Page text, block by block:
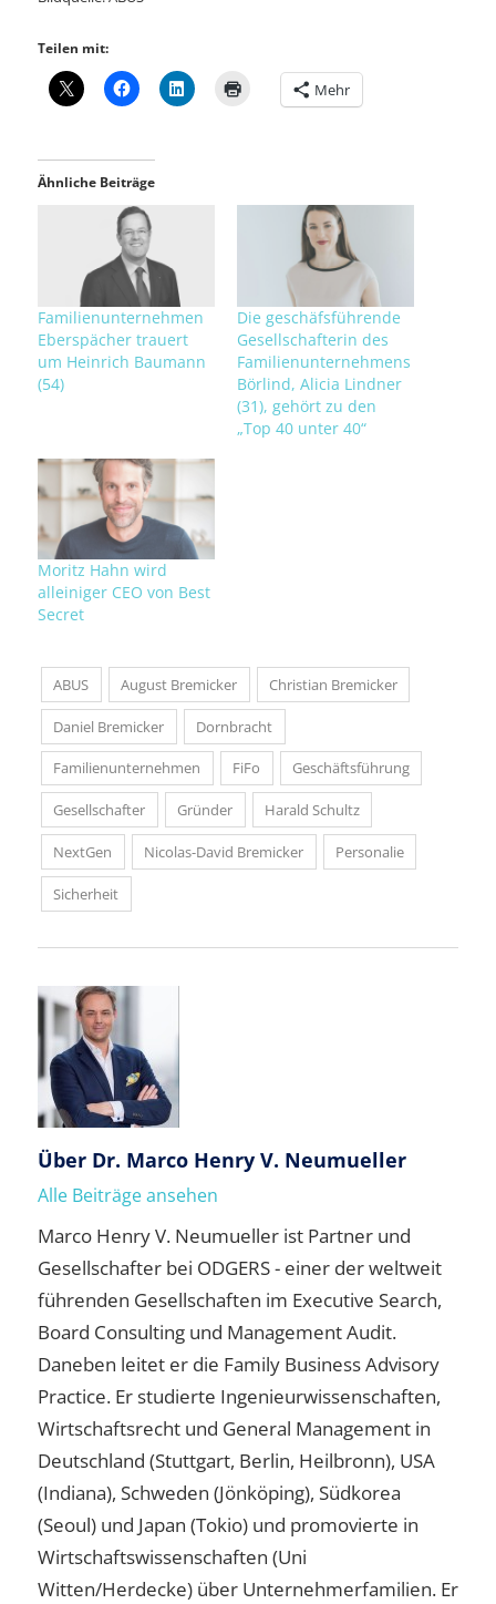
Teilen mit:
Mehr
Ähnliche Beiträge
Familienunternehmen
Eberspächer trauert
um Heinrich Baumann
(54)
Die geschäfsführende
Gesellschafterin des
Familienunternehmens
Börlind, Alicia Lindner
(31), gehört zu den
„Top 40 unter 40“
Moritz Hahn wird
alleiniger CEO von Best
Secret
ABUS August Bremicker Christian Bremicker
Daniel Bremicker Dornbracht
Familienunternehmen FiFo Geschäftsführung
Gesellschafter Gründer Harald Schultz
NextGen Nicolas-David Bremicker Personalie
Sicherheit
Über Dr. Marco Henry V. Neumueller
Alle Beiträge ansehen
Marco Henry V. Neumueller ist Partner und
Gesellschafter bei ODGERS - einer der weltweit
führenden Gesellschaften im Executive Search,
Board Consulting und Management Audit.
Daneben leitet er die Family Business Advisory
Practice. Er studierte Ingenieurwissenschaften,
Wirtschaftsrecht und General Management in
Deutschland (Stuttgart, Berlin, Heilbronn), USA
(Indiana), Schweden (Jönköping), Südkorea
(Seoul) und Japan (Tokio) und promovierte in
Wirtschaftswissenschaften (Uni
Witten/Herdecke) über Unternehmerfamilien. Er